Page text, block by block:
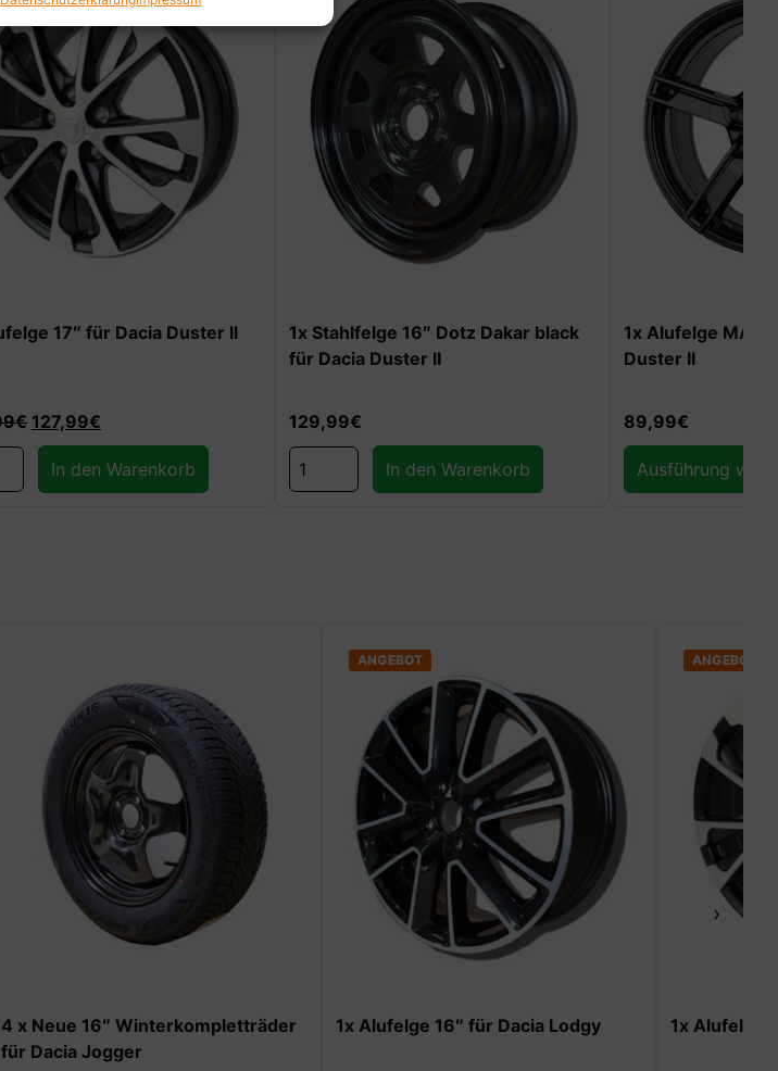
1x Stahlfelge 16″ Dotz Dakar black
129,99€
In den Warenkorb
1x Alufelge MAM W4 für Dacia
Duster II
Ausführung wählen
1x
›
1x Alufelge 16″ für Dacia Lodgy
ANGEBOT
1x Alufelge 17″ für Dacia Duster II
1x
›